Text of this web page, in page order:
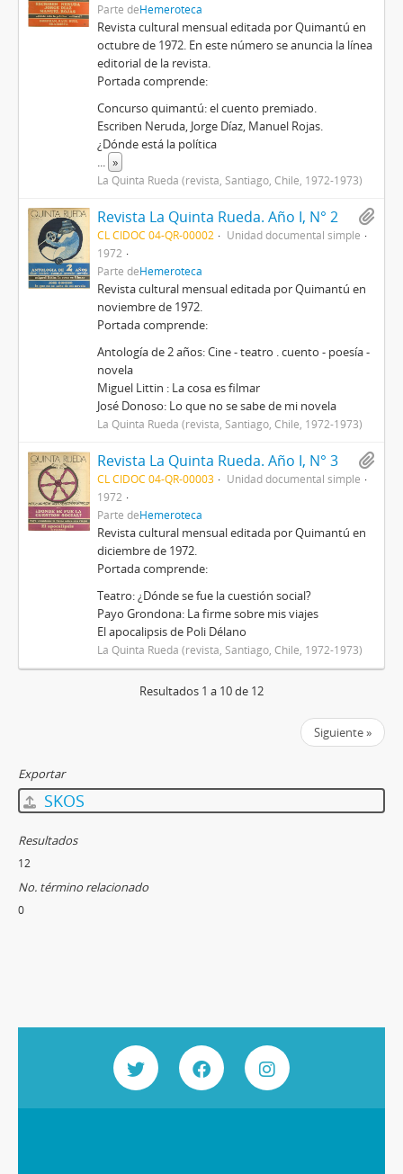
Parte deHemeroteca
Revista cultural mensual editada por Quimantú en
octubre de 1972. En este número se anuncia la línea
editorial de la revista.
Portada comprende:
Concurso quimantú: el cuento premiado.
Escriben Neruda, Jorge Díaz, Manuel Rojas.
¿Dónde está la política
... »
La Quinta Rueda (revista, Santiago, Chile, 1972-1973)
Revista La Quinta Rueda. Año I, N° 2
CL CIDOC 04-QR-00002
Unidad documental simple
1972
Parte deHemeroteca
Revista cultural mensual editada por Quimantú en
noviembre de 1972.
Portada comprende:
Antología de 2 años: Cine - teatro . cuento - poesía -
novela
Miguel Littin : La cosa es filmar
José Donoso: Lo que no se sabe de mi novela
La Quinta Rueda (revista, Santiago, Chile, 1972-1973)
Revista La Quinta Rueda. Año I, N° 3
CL CIDOC 04-QR-00003
Unidad documental simple
1972
Parte deHemeroteca
Revista cultural mensual editada por Quimantú en
diciembre de 1972.
Portada comprende:
Teatro: ¿Dónde se fue la cuestión social?
Payo Grondona: La firme sobre mis viajes
El apocalipsis de Poli Délano
La Quinta Rueda (revista, Santiago, Chile, 1972-1973)
Resultados 1 a 10 de 12
Siguiente »
Exportar
SKOS
Resultados
12
No. término relacionado
0